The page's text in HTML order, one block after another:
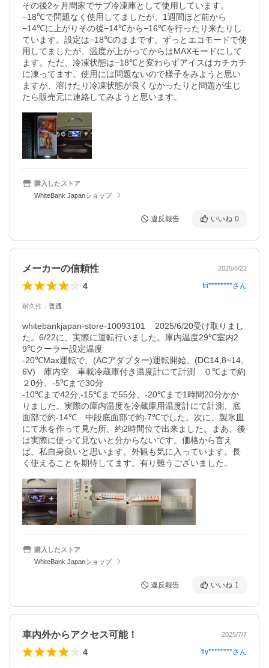
その後2ヶ月間家でサブ冷凍庫として使用しています。
−18℃で問題なく使用してましたが、1週間ほど前から
−14℃に上がりその後−14℃から−16℃を行ったり来たりし
ています。設定は−18℃のままです。ずっとエコモードで使
用してましたが、温度が上がってからはMAXモードにして
ます。ただ、冷凍状態は−18℃と変わらずアイスはカチカチ
に凍ってます。使用には問題ないので様子をみようと思い
ますが、溶けたり冷凍状態が良くなかったりと問題が生じ
たら販売元に連絡してみようと思います。
購入したストア
WhiteBank Japanショップ
違反報告 いいね 0
メーカーの信頼性 2025/6/22
4 fri********さん
耐久性 ： 普通
whitebankjapan-store-10093101    2025/6/20受け取りまし
た。6/22に、実際に運転行いました。庫内温度29℃室内2
9℃クーラー設定温度
-20℃Max運転で、(ACアダプター)運転開始、(DC14,8~14,
6V)　庫内空　車載冷蔵庫付き温度計にて計測　０℃まで約
２0分、-5℃まで30分
-10℃まで42分,-15℃まで55分、-20℃まで1時間20分かか
りました。実際の庫内温度を冷蔵庫用温度計にて計測、底
面部で約-14℃　中段底面部で約-7℃でした。次に、製氷皿
にて氷を作って見た所、約2時間位で出来ました。まあ、後
は実際に使って見ないと分からないです。価格から言え
ば、私自身良いと思います。外観も気に入っています。長
く使えることを期待してます。有り難うございました。
購入したストア
WhiteBank Japanショップ
違反報告 いいね 1
車内外からアクセス可能！ 2025/7/7
4 fly********さん